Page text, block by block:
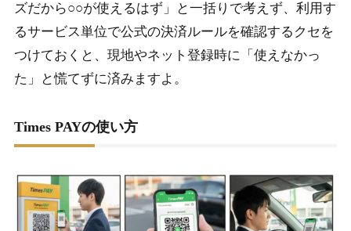
ズだから○○が使えるはず」と一括りで考えず、利用す
るサービス単位で公式の決済ルールを確認するクセを
つけておくと、現地やネット登録時に「使えなかっ
た」と慌てずに済みますよ。
Times PAYの使い方